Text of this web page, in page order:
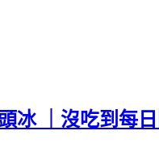
冰 ｜沒吃到每